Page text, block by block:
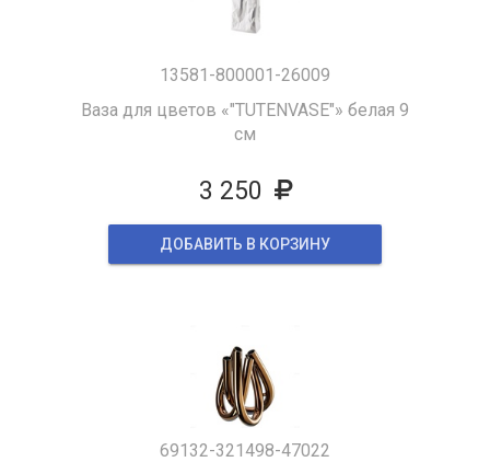
13581-800001-26009
Ваза для цветов «"TUTENVASE"» белая 9
см
3 250
ДОБАВИТЬ В КОРЗИНУ
69132-321498-47022